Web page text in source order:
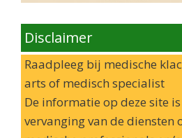
Disclaimer
Raadpleeg bij medische
arts of medisch specialist
De informatie op deze site
vervanging van de diensten